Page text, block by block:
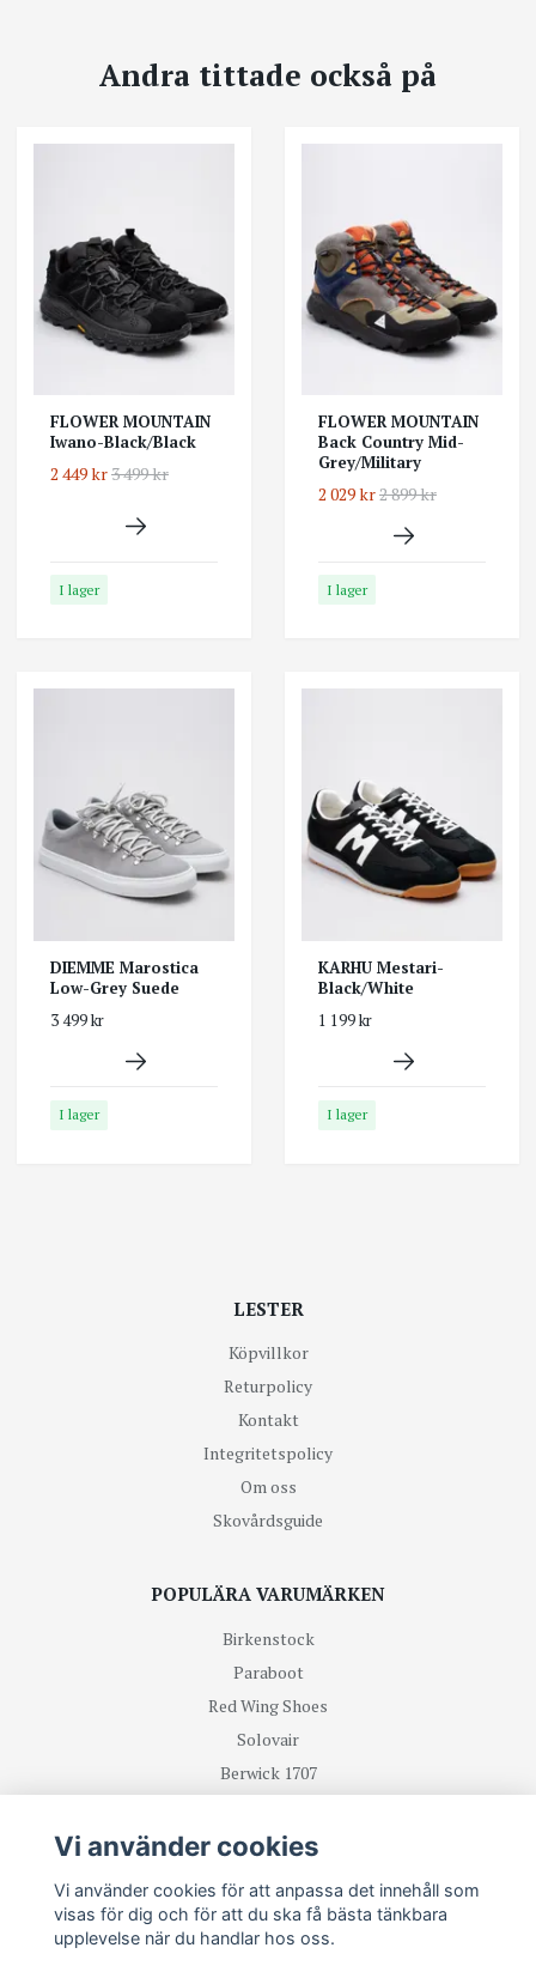
Andra tittade också på
FLOWER MOUNTAIN
Iwano-Black/Black
2 449 kr3 499 kr
I lager
FLOWER MOUNTAIN
Back Country Mid-
Grey/Military
2 029 kr2 899 kr
I lager
DIEMME Marostica
Low-Grey Suede
3 499 kr
I lager
KARHU Mestari-
Black/White
1 199 kr
I lager
LESTER
Köpvillkor
Returpolicy
Kontakt
Integritetspolicy
Om oss
Skovårdsguide
POPULÄRA VARUMÄRKEN
Birkenstock
Paraboot
Red Wing Shoes
Solovair
Berwick 1707
TA DEL UTAV NYHETER OCH ERBJUDANDEN FÖRST
Vi använder cookies
Vi använder cookies för att anpassa det innehåll som
visas för dig och för att du ska få bästa tänkbara
upplevelse när du handlar hos oss.